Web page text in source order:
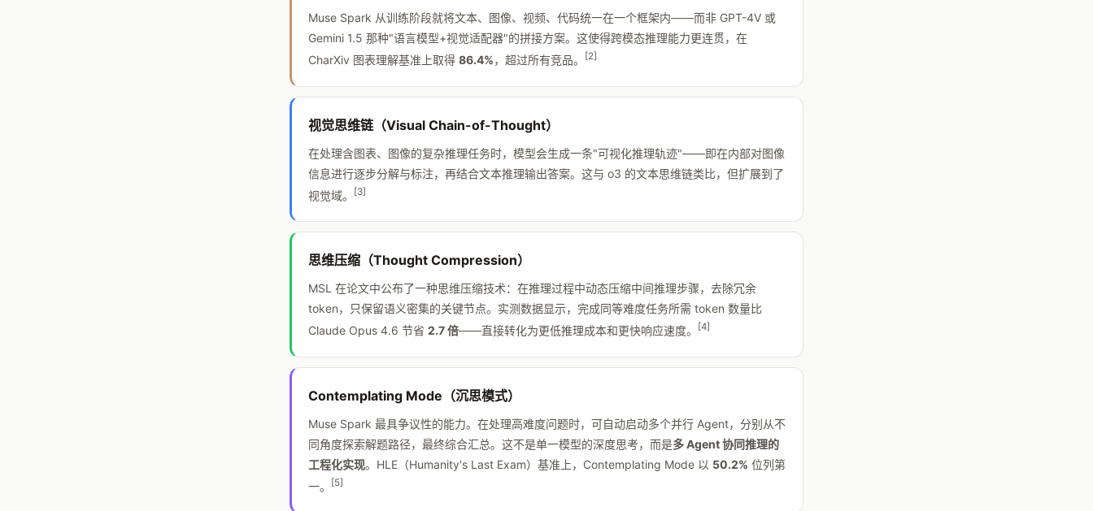
Muse Spark 从训练阶段就将文本、图像、视频、代码统一在一个框架内——而非 GPT-4V 或
Gemini 1.5 那种"语言模型+视觉适配器"的拼接方案。这使得跨模态推理能力更连贯，在
CharXiv 图表理解基准上取得 86.4%，超过所有竞品。 [2]
视觉思维链（Visual Chain-of-Thought）
在处理含图表、图像的复杂推理任务时，模型会生成一条"可视化推理轨迹"——即在内部对图像
信息进行逐步分解与标注，再结合文本推理输出答案。这与 o3 的文本思维链类比，但扩展到了
视觉域。
[3]
思维压缩（Thought Compression）
MSL 在论文中公布了一种思维压缩技术：在推理过程中动态压缩中间推理步骤，去除冗余
token，只保留语义密集的关键节点。实测数据显示，完成同等难度任务所需 token 数量比
Claude Opus 4.6 节省 2.7 倍——直接转化为更低推理成本和更快响应速度。 [4]
Contemplating Mode（沉思模式）
Muse Spark 最具争议性的能力。在处理高难度问题时，可自动启动多个并行 Agent，分别从不
同角度探索解题路径，最终综合汇总。这不是单一模型的深度思考，而是多 Agent 协同推理的
工程化实现。HLE（Humanity's Last Exam）基准上，Contemplating Mode 以 50.2% 位列第
一。
[5]